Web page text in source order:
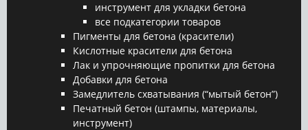
инструмент для укладки бетона
все подкатегории товаров
Пигменты для бетона (красители)
Кислотные красители для бетона
Лак и упрочняющие пропитки для бетона
Добавки для бетона
Замедлитель схватывания (“мытый бетон”)
Печатный бетон (штампы, материалы,
инструмент)